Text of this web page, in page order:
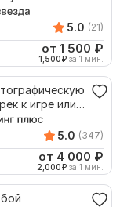
5.0 (21)
от 1 500 ₽
1,500₽ за 1 мин.
к игре или
5.0 (347)
от 4 000 ₽
2,000₽ за 1 мин.